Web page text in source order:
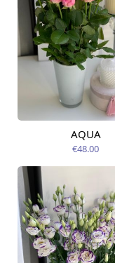
Pieejams šodien
AQUA
€48.00